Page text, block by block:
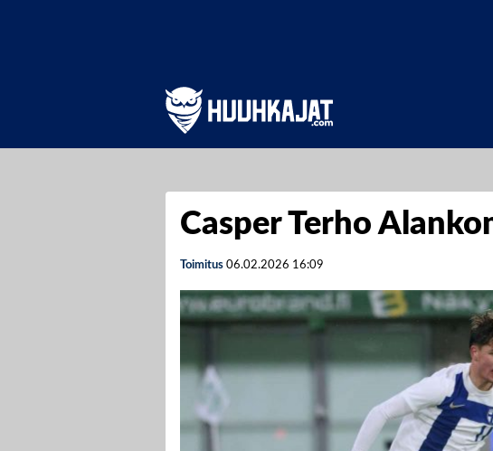
Casper Terho
Toimitus 06.02.2026 16:09